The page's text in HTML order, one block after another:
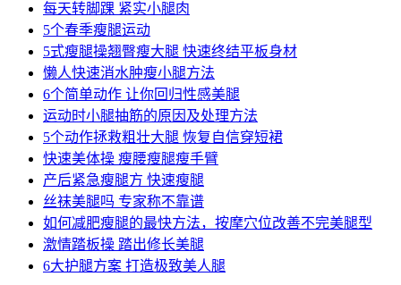
每天转脚踝 紧实小腿肉
5个春季瘦腿运动
5式瘦腿操翘臀瘦大腿 快速终结平板身材
懒人快速消水肿瘦小腿方法
6个简单动作 让你回归性感美腿
运动时小腿抽筋的原因及处理方法
5个动作拯救粗壮大腿 恢复自信穿短裙
快速美体操 瘦腰瘦腿瘦手臂
产后紧急瘦腿方 快速瘦腿
丝袜美腿吗 专家称不靠谱
如何减肥瘦腿的最快方法，按摩穴位改善不完美腿型
激情踏板操 踏出修长美腿
6大护腿方案 打造极致美人腿